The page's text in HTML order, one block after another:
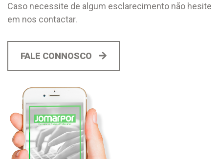
Caso necessite de algum esclarecimento não hesite
em nos contactar.
FALE CONNOSCO